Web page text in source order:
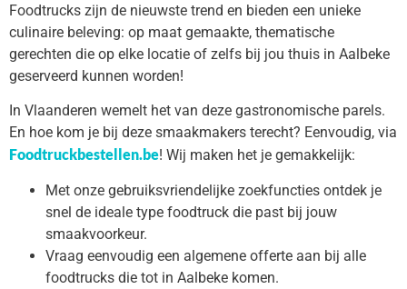
Foodtrucks zijn de nieuwste trend en bieden een unieke
culinaire beleving: op maat gemaakte, thematische
gerechten die op elke locatie of zelfs bij jou thuis in Aalbeke
geserveerd kunnen worden!
In Vlaanderen wemelt het van deze gastronomische parels.
En hoe kom je bij deze smaakmakers terecht? Eenvoudig, via
Foodtruckbestellen.be! Wij maken het je gemakkelijk:
Met onze gebruiksvriendelijke zoekfuncties ontdek je
snel de ideale type foodtruck die past bij jouw
smaakvoorkeur.
Vraag eenvoudig een algemene offerte aan bij alle
foodtrucks die tot in Aalbeke komen.